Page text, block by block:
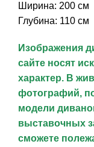
Ширина: 200 см
Глубина: 110 см
Изображения
сайте носят
характер. В
фотографий,
модели
выставочных
сможете